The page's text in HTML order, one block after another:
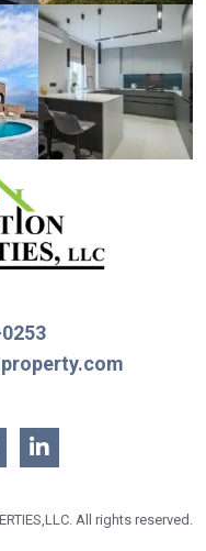
All rights reserved.